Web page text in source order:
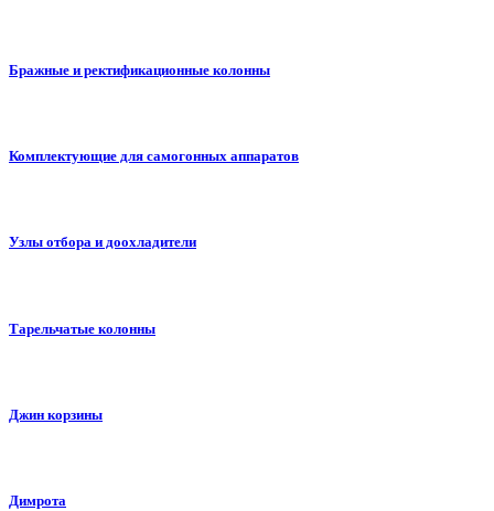
Бражные и ректификационные колонны
Комплектующие для самогонных аппаратов
Узлы отбора и доохладители
Тарельчатые колонны
Джин корзины
Димрота